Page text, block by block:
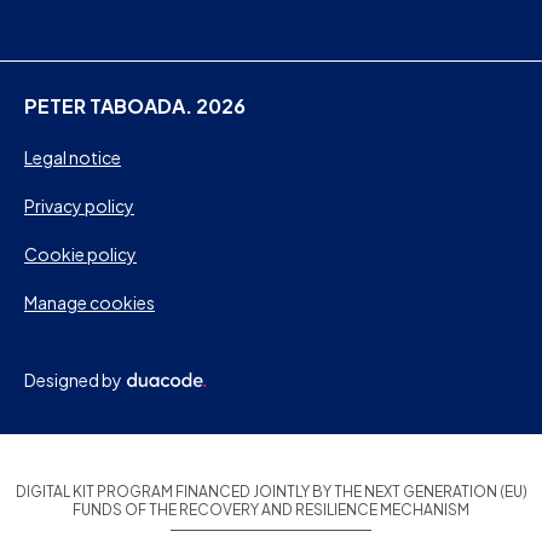
PETER TABOADA. 2026
Legal notice
Privacy policy
Cookie policy
Manage cookies
Designed by
DIGITAL KIT PROGRAM FINANCED JOINTLY BY THE NEXT GENERATION (EU)
FUNDS OF THE RECOVERY AND RESILIENCE MECHANISM